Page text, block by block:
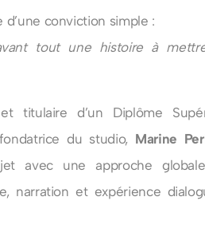
conviction simple :
tout une histoire à
titulaire d’un Diplôme
du studio, Marine
avec une approche
narration et expérience